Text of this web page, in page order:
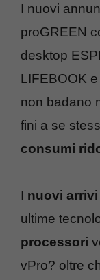
I nuovi
proGREEN
desktop
LIFEBOOK
non badano
fini a se
consumi
I nuovi
ultime
processori
vPro? oltre